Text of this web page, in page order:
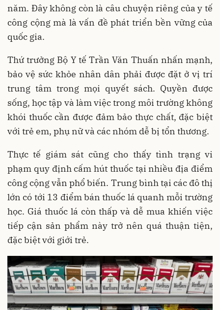
năm. Đây không còn là câu chuyện riêng của y tế
công cộng mà là vấn đề phát triển bền vững của
quốc gia.
Thứ trưởng Bộ Y tế Trần Văn Thuấn nhấn mạnh,
bảo vệ sức khỏe nhân dân phải được đặt ở vị trí
trung tâm trong mọi quyết sách. Quyền được
sống, học tập và làm việc trong môi trường không
khói thuốc cần được đảm bảo thực chất, đặc biệt
với trẻ em, phụ nữ và các nhóm dễ bị tổn thương.
Thực tế giám sát cũng cho thấy tình trạng vi
phạm quy định cấm hút thuốc tại nhiều địa điểm
công cộng vẫn phổ biến. Trung bình tại các đô thị
lớn có tới 13 điểm bán thuốc lá quanh mỗi trường
học. Giá thuốc lá còn thấp và dễ mua khiến việc
tiếp cận sản phẩm này trở nên quá thuận tiện,
đặc biệt với giới trẻ.